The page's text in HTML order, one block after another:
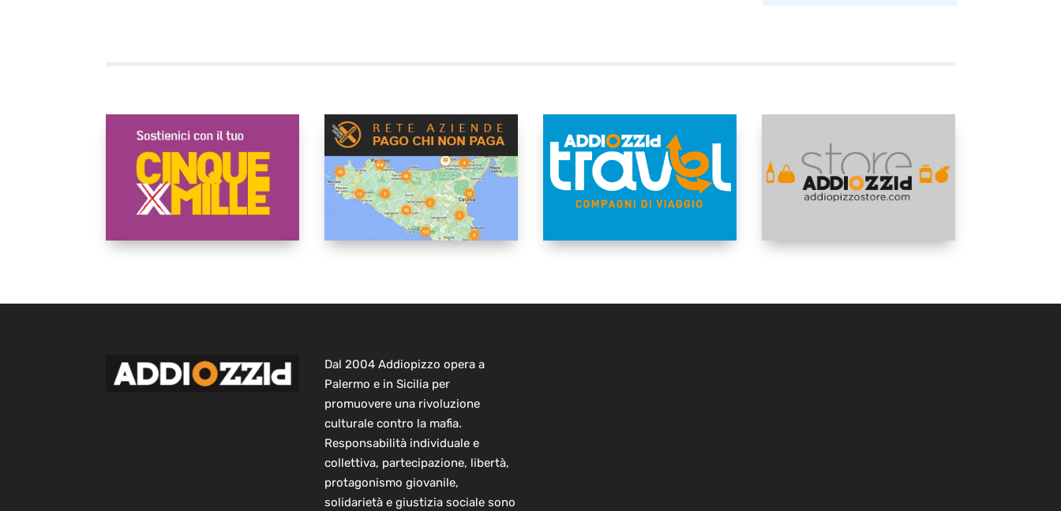
Dal 2004 Addiopizzo opera a
Palermo e in Sicilia per
promuovere una rivoluzione
culturale contro la mafia.
Responsabilità individuale e
collettiva, partecipazione, libertà,
protagonismo giovanile,
solidarietà e giustizia sociale sono